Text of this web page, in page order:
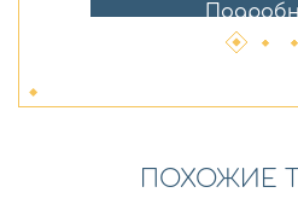
ПОХОЖИЕ